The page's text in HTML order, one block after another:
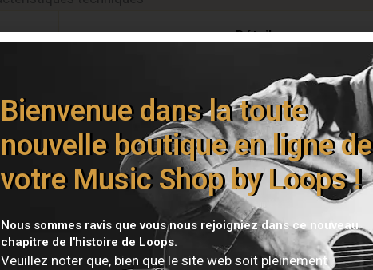
Détail
Parlor 12 frettes
00 / 000 / OM / Parlor
6 cordes
Bienvenue dans la toute
nouvelle boutique en ligne de
votre Music Shop by Loops !
Nous sommes ravis que vous nous rejoigniez dans ce nouveau
chapitre de l'histoire de Loops.
Veuillez noter que, bien que le site web soit pleinement